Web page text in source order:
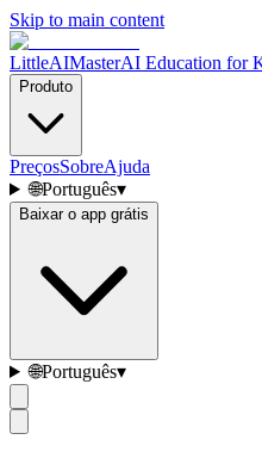
Skip to main content
LittleAIMasterAI Education for
Produto
PreçosSobreAjuda
🌐Português▾
Baixar o app grátis
🌐Português▾